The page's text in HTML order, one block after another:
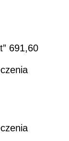
691,60